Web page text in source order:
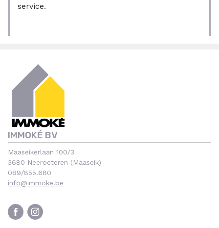
service.
IMMOKÉ BV
Maaseikerlaan 100/3
3680 Neeroeteren (Maaseik)
089/855.680
info@immoke.be